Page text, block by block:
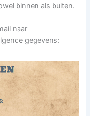
binnen als buiten.
naar
gegevens: